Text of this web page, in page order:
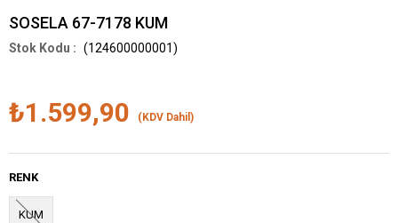
SOSELA 67-7178 KUM
(124600000001)
₺1.599,90 (KDV Dahil)
RENK
KUM